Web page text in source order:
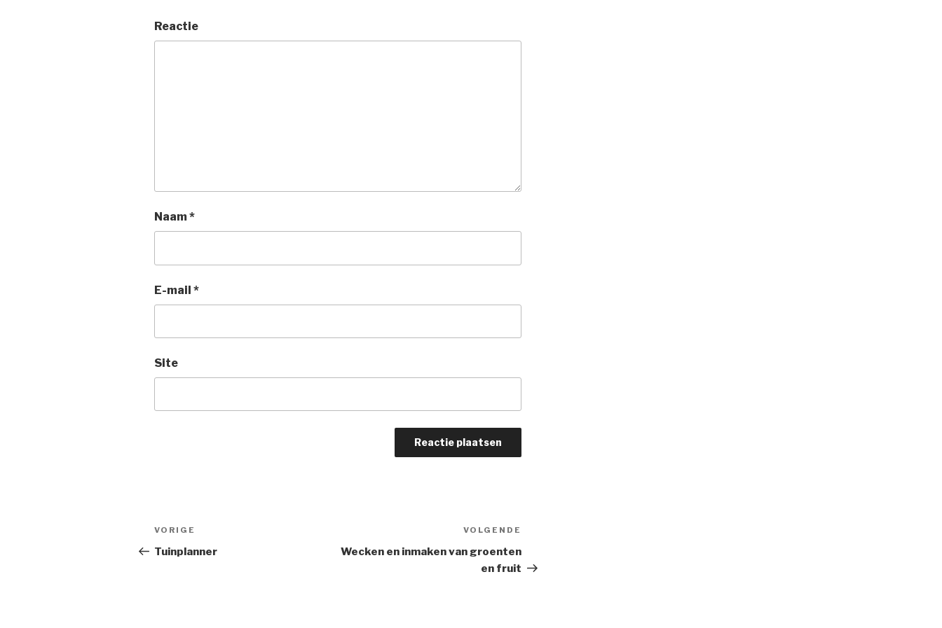
Reactie
Naam*
E-mail *
Site
Berichtnavigatie
Vorig
bericht
VORIGE
Tuinplanner
bericht
VOLGENDE
Wecken en inmaken van groenten
en fruit